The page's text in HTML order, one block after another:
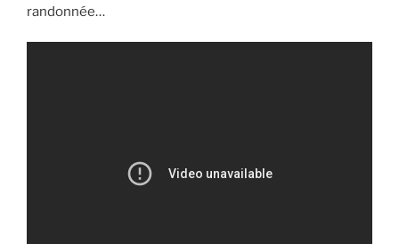
randonnée…